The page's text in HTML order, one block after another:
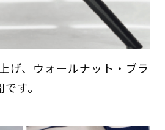
げ、ウォールナット・ブラ
す。